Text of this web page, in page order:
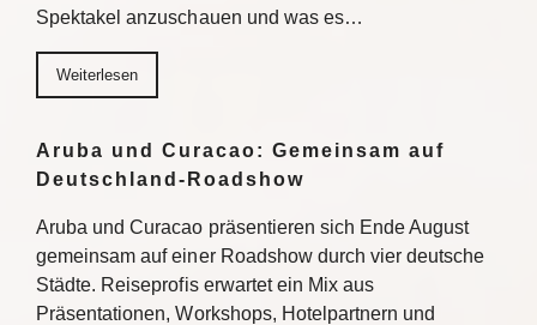
Spektakel anzuschauen und was es…
Weiterlesen
Aruba und Curacao: Gemeinsam auf
Deutschland-Roadshow
Aruba und Curacao präsentieren sich Ende August
gemeinsam auf einer Roadshow durch vier deutsche
Städte. Reiseprofis erwartet ein Mix aus
Präsentationen, Workshops, Hotelpartnern und